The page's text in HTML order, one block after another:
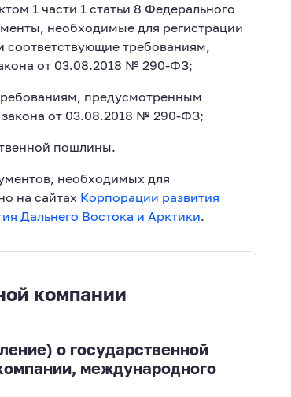
1 части 1 статьи 8 Федерального
необходимые для регистрации
требованиям,
от 03.08.2018 № 290-ФЗ;
предусмотренным
закона от 03.08.2018 № 290-ФЗ;
пошлины.
необходимых для
на сайтах Корпорации развития
Дальнего Востока и Арктики.
компании
о государственной
международного